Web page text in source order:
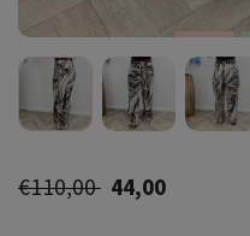
€110,00 44,00